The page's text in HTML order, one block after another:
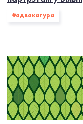
#адвакатура